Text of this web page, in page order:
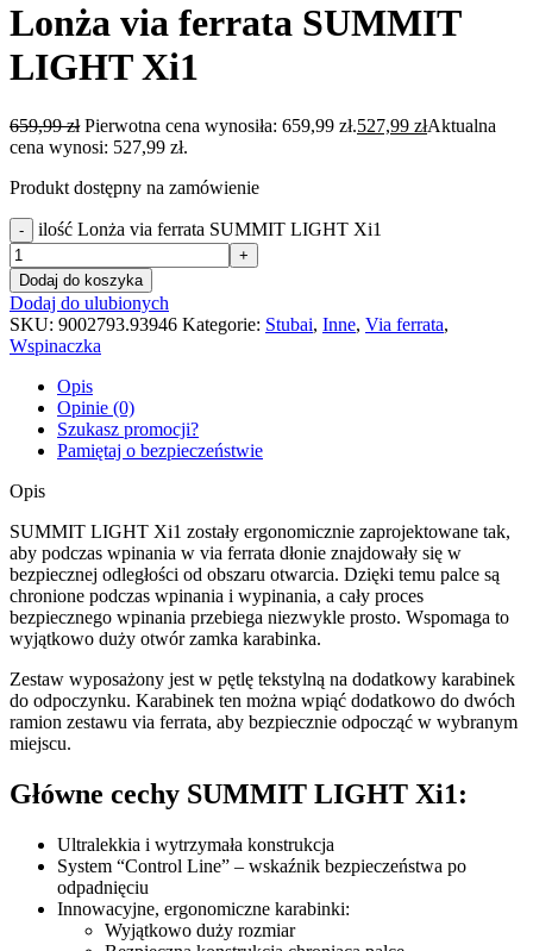
Lonża via ferrata SUMMIT
LIGHT Xi1
659,99zł Pierwotna cena wynosiła: 659,99 zł.527,99 złAktualna
cena wynosi: 527,99 zł.
Produkt dostępny na zamówienie
- ilość Lonża via ferrata SUMMIT LIGHT Xi1
+
Dodaj do koszyka
Dodaj do ulubionych
SKU: 9002793.93946 Kategorie: Stubai, Inne, Via ferrata,
Wspinaczka
Opis
Opinie (0)
Szukasz promocji?
Pamiętaj o bezpieczeństwie
Opis
SUMMIT LIGHT Xi1 zostały ergonomicznie zaprojektowane tak,
aby podczas wpinania w via ferrata dłonie znajdowały się w
bezpiecznej odległości od obszaru otwarcia. Dzięki temu palce są
chronione podczas wpinania i wypinania, a cały proces
bezpiecznego wpinania przebiega niezwykle prosto. Wspomaga to
wyjątkowo duży otwór zamka karabinka.
Zestaw wyposażony jest w pętlę tekstylną na dodatkowy karabinek
do odpoczynku. Karabinek ten można wpiąć dodatkowo do dwóch
ramion zestawu via ferrata, aby bezpiecznie odpocząć w wybranym
miejscu.
Główne cechy SUMMIT LIGHT Xi1:
Ultralekkia i wytrzymała konstrukcja
System “Control Line” – wskaźnik bezpieczeństwa po
odpadnięciu
Innowacyjne, ergonomiczne karabinki:
Wyjątkowo duży rozmiar